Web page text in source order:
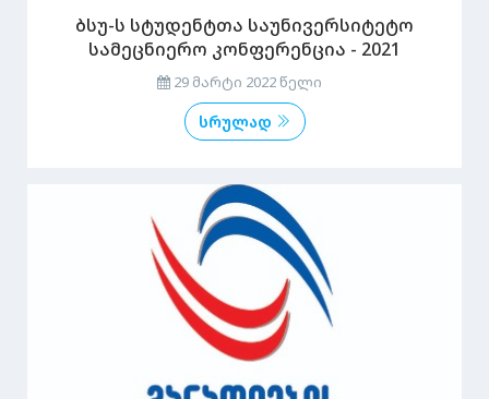
ბსუ-ს სტუდენტთა საუნივერსიტეტო
სამეცნიერო კონფერენცია - 2021
29 მარტი 2022 წელი
სრულად